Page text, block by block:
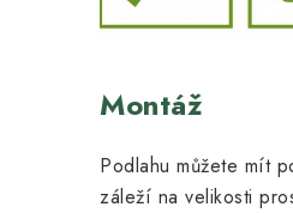
Montáž
Podlahu můžete mít
záleží na velikosti